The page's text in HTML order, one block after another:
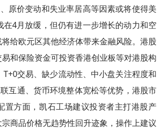
原价变动和失业率居高等因素或将使得美
4月放缓，但仍有进一步增长的动力和空
给欧元区其他经济体带来金融风险。港股
和保险资金可投资香港创业板等对港股构
交易、缺少流动性、中小盘关注程度和
互通、货币环境整体宽松等优势，港股市
方面，凯石工场建议投资者主打港股产
商品价格无趋势性回升迹象，操作上建议